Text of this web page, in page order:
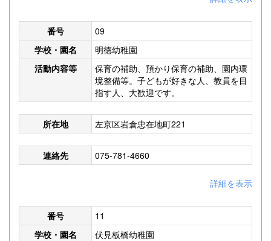
番号
09
学校・園名
明徳幼稚園
活動内容等
保育の補助、預かり保育の補助、園内環
境整備等。子どもが好きな人、教員を目
指す人、大歓迎です。
所在地 左京区岩倉忠在地町221
連絡先 075-781-4660
詳細を表示
番号
11
学校・園名
伏見板橋幼稚園